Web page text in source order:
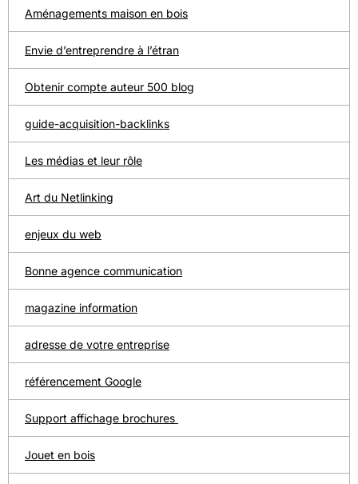
Aménagements maison en bois
Envie d’entreprendre à l’étran
Obtenir compte auteur 500 blog
guide-acquisition-backlinks
Les médias et leur rôle
Art du Netlinking
enjeux du web
Bonne agence communication
magazine information
adresse de votre entreprise
référencement Google
Support affichage brochures
Jouet en bois